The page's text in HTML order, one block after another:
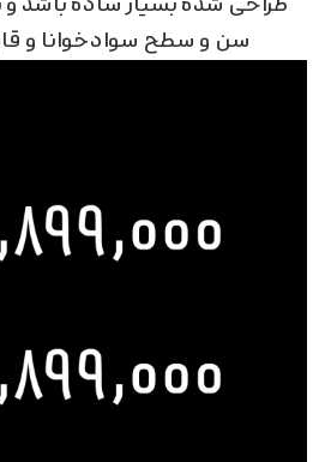
سن و سطح سوادخوانا و